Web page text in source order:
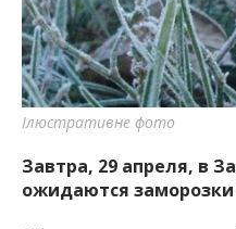
Ілюстративне фото
Завтра, 29 апреля, в
ожидаются